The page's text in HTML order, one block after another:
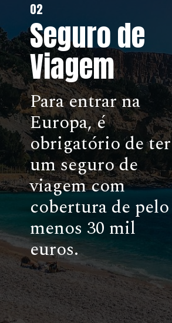
Seguro de
Viagem
02
.
Para entrar na
Europa, é
obrigatório de ter
um seguro de
viagem com
cobertura de pelo
menos 30 mil
euros.